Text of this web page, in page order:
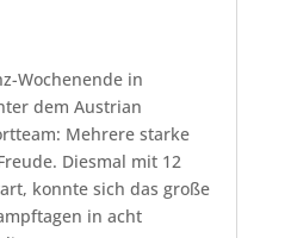
Wochenende in
dem Austrian
Mehrere starke
Diesmal mit 12
konnte sich das große
in acht